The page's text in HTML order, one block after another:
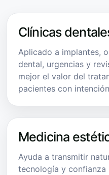
Clínicas
Aplicado a implantes,
dental, urgencias y
mejor el valor del
pacientes con
Medicina
Ayuda a transmitir
tecnología y confianza